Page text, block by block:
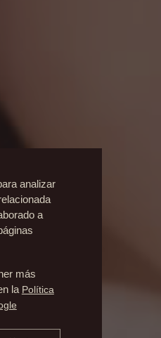
analizar
a
más
la Política